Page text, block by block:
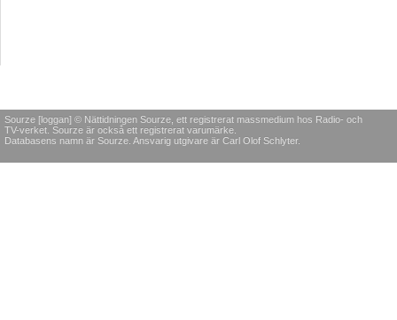
Sourze [loggan] © Nättidningen Sourze, ett registrerat massmedium hos Radio- och
TV-verket. Sourze är också ett registrerat varumärke.
Databasens namn är Sourze. Ansvarig utgivare är Carl Olof Schlyter.